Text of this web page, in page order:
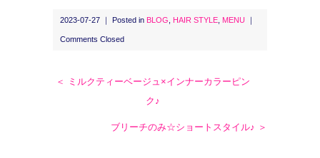
2023-07-27 ｜ Posted in BLOG HAIR STYLE MENU
Comments Closed
＜ ミルクティーベージュ×インナーカラーピン
ク♪
ブリーチのみ☆ショートスタイル♪ ＞